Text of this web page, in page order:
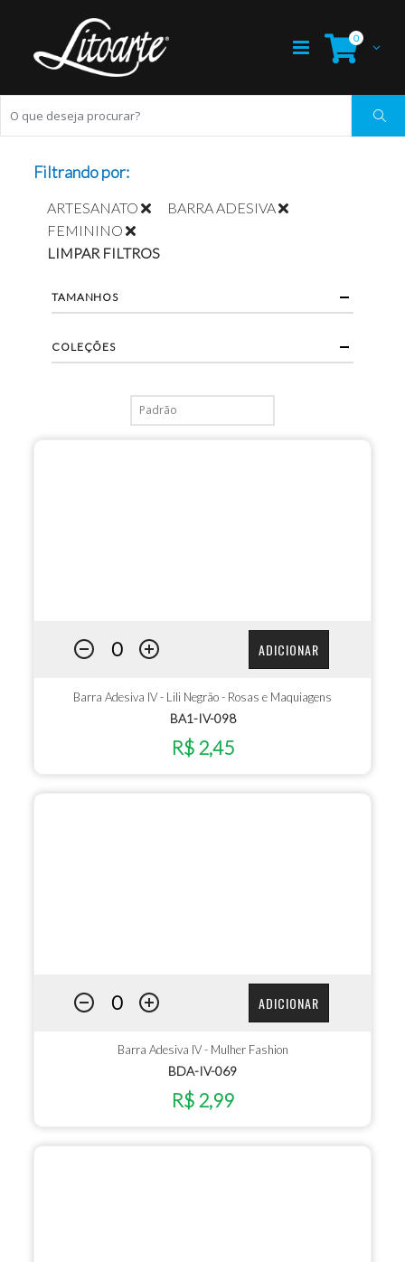
0
ADICIONAR
Barra Adesiva IV - Lili Negrão - Rosas e Maquiagens
BA1-IV-098
R$ 2,45
ADICIONAR
Barra Adesiva IV - Mulher Fashion
BDA-IV-069
R$ 2,99
Filtrando por:
ARTESANATO
BARRA ADESIVA
FEMININO
LIMPAR FILTROS
TAMANHOS
COLEÇÕES